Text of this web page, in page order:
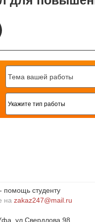
студенту
на zakaz247@mail.ru
ул.Свердлова 98